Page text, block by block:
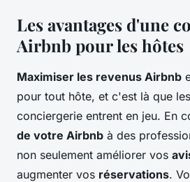
Les avantages d'une
Airbnb pour les hôtes
Maximiser les revenus Airbnb
pour tout hôte, et c'est là que
conciergerie entrent en jeu. En
de votre Airbnb à des
non seulement améliorer vos
augmenter vos réservations.